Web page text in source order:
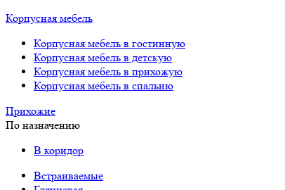
Корпусная мебель
Корпусная мебель в гостинную
Корпусная мебель в детскую
Корпусная мебель в прихожую
Корпусная мебель в спальню
Прихожие
По назначению
В коридор
Встраиваемые